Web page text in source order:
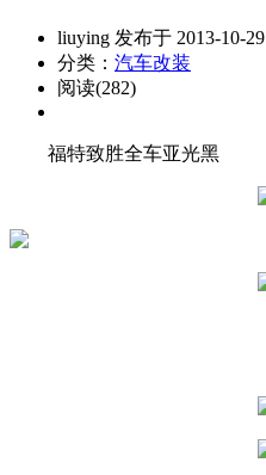
liuying 发布于 2013-10-29
分类： 汽车改装
阅读(282)
福特致胜全车亚光黑